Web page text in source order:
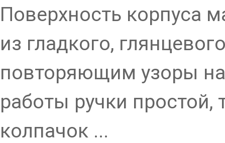
Поверхность корпуса
из гладкого,
повторяющим узоры
работы ручки простой,
колпачок ...